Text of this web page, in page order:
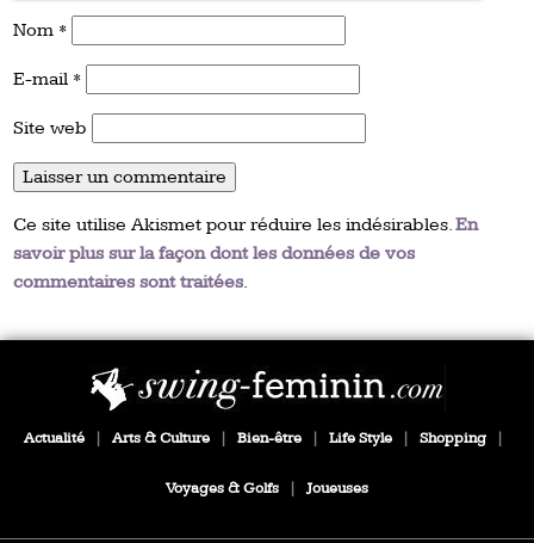
Nom *
E-mail *
Site web
Ce site utilise Akismet pour réduire les indésirables.En
savoir plus sur la façon dont les données de vos
commentaires sont traitées.
Actualité Arts & Culture Bien-être Life Style Shopping
Voyages & Golfs Joueuses